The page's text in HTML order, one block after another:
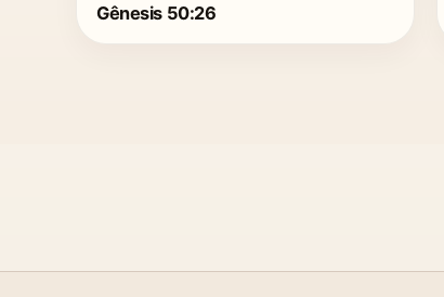
Gênesis 50:26